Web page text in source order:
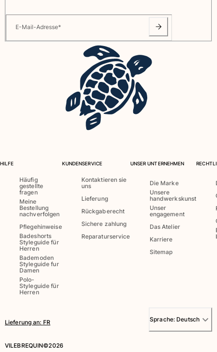
Alle Schuhe anzeigen
Alle Outdoor anzeigen
Alle Socken anzeigen
Schlüsselanhänger
Alle Schlüsselanhänger anzeigen
Schmuck und Uhren
Alle Schmuck und Uhren anzeigen
Kollaborationen
GESCHENK
Inspirationen
Magazin
E-Mail-Adresse*
HILFE
Häufig
gestellte
fragen
Meine
Bestellung
nachverfolgen
Pflegehinweise
Badeshorts
Styleguide für
Herren
Bademoden
Styleguide fur
Damen
Polo-
Styleguide für
Herren
KUNDENSERVICE
Kontaktieren sie
uns
Lieferung
Rückgaberecht
Sichere zahlung
Reparaturservice
UNSER UNTERNEHMEN
Die Marke
Unsere
handwerkskunst
Unser
engagement
Das Atelier
Karriere
Sitemap
Lieferung an: FR Sprache: Deutsch
VILEBREQUIN©2026